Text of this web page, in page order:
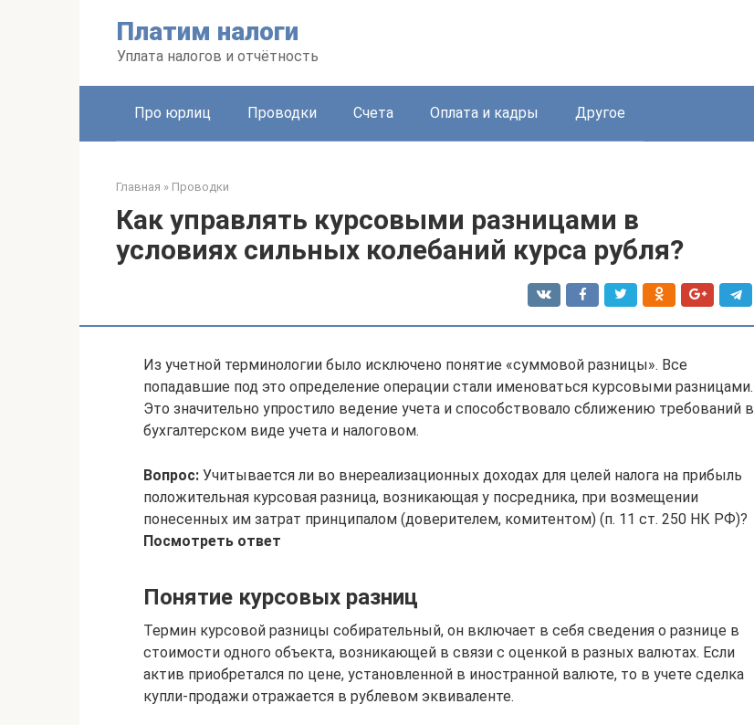
Платим налоги
Уплата налогов и отчётность
Про юрлиц Проводки Счета Оплата и кадры Другое
Главная » Проводки
Как управлять курсовыми разницами в
условиях сильных колебаний курса рубля?
Из учетной терминологии было исключено понятие «суммовой разницы». Все
попадавшие под это определение операции стали именоваться курсовыми разницами.
Это значительно упростило ведение учета и способствовало сближению требований в
бухгалтерском виде учета и налоговом.
Вопрос: Учитывается ли во внереализационных доходах для целей налога на прибыль
положительная курсовая разница, возникающая у посредника, при возмещении
понесенных им затрат принципалом (доверителем, комитентом) (п. 11 ст. 250 НК РФ)?
Посмотреть ответ
Понятие курсовых разниц
Термин курсовой разницы собирательный, он включает в себя сведения о разнице в
стоимости одного объекта, возникающей в связи с оценкой в разных валютах. Если
актив приобретался по цене, установленной в иностранной валюте, то в учете сделка
купли-продажи отражается в рублевом эквиваленте.